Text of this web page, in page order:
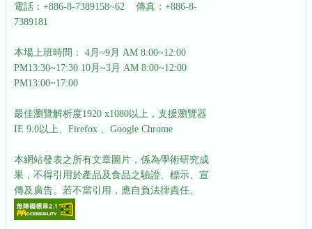
電話：+886-8-7389158~62 傳真：+886-8-
7389181
本場上班時間： 4月~9月 AM 8:00~12:00
PM13:30~17:30 10月~3月 AM 8:00~12:00
PM13:00~17:00
最佳瀏覽解析度1920 x1080以上，支援瀏覽器
IE 9.0以上、Firefox 、Google Chrome
本網站發表之所有文章圖片，係為學術研究成
果，不得引用於產品及食品之驗證、標示、宣
傳及廣告。若不當引用，應自負法律責任。